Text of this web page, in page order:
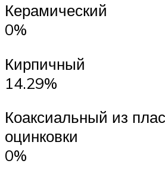
Керамический
0%
Кирпичный
14.29%
Коаксиальный из
оцинковки
0%